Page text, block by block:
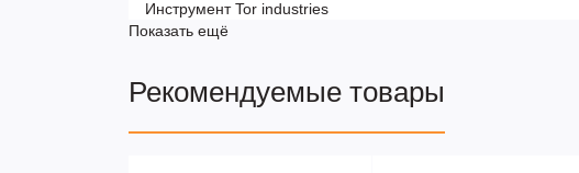
Инструмент Tor industries
Показать ещё
Рекомендуемые товары